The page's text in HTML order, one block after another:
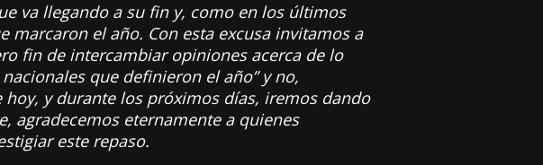
va llegando a su fin y, como en los últimos
el año. Con esta excusa invitamos a
fin de intercambiar opiniones acerca de lo
que definieron el año” y no,
y durante los próximos días, iremos dando
agradecemos eternamente a quienes
este repaso.